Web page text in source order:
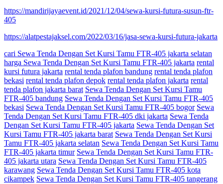
https://mandirijayaevent.id/2021/12/04/sewa-kursi-futura-susun-ftr-
405
https://alatpestajaksel.com/2022/03/16/jasa-sewa-kursi-futura-jakarta
cari Sewa Tenda Dengan Set Kursi Tamu FTR-405 jakarta selatan
harga Sewa Tenda Dengan Set Kursi Tamu FTR-405 jakarta rental
kursi futura jakarta rental tenda plafon bandung rental tenda plafon
bekasi rental tenda plafon depok rental tenda plafon jakarta rental
tenda plafon jakarta barat Sewa Tenda Dengan Set Kursi Tamu
FTR-405 bandung Sewa Tenda Dengan Set Kursi Tamu FTR-405
bekasi Sewa Tenda Dengan Set Kursi Tamu FTR-405 bogor Sewa
Tenda Dengan Set Kursi Tamu FTR-405 dki jakarta Sewa Tenda
Dengan Set Kursi Tamu FTR-405 jakarta Sewa Tenda Dengan Set
Kursi Tamu FTR-405 jakarta barat Sewa Tenda Dengan Set Kursi
Tamu FTR-405 jakarta selatan Sewa Tenda Dengan Set Kursi Tamu
FTR-405 jakarta timur Sewa Tenda Dengan Set Kursi Tamu FTR-
405 jakarta utara Sewa Tenda Dengan Set Kursi Tamu FTR-405
karawang Sewa Tenda Dengan Set Kursi Tamu FTR-405 kota
cikampek Sewa Tenda Dengan Set Kursi Tamu FTR-405 tangerang